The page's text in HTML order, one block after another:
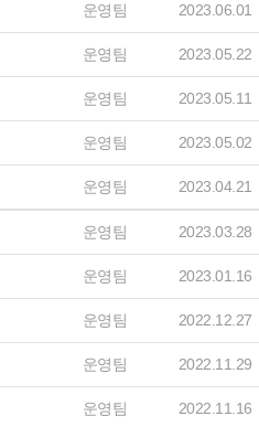
운영팀 2023.06.01
운영팀 2023.05.22
운영팀 2023.05.11
운영팀 2023.05.02
운영팀 2023.04.21
운영팀 2023.03.28
운영팀 2023.01.16
운영팀 2022.12.27
운영팀 2022.11.29
운영팀 2022.11.16